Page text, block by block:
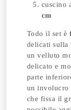
cuscino
cm
Todo il set è
delicati sulla
un velluto
delicato e
parte
un involucro
che fissa il